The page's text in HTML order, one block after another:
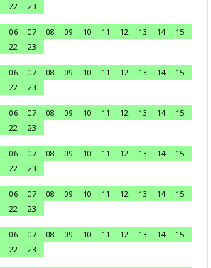
22
23
06 07 08 09 10 11 12 13 14
15
22
23
06 07 08 09 10 11 12 13 14
15
22
23
06 07 08 09 10 11 12 13 14
15
22
23
06 07 08 09 10 11 12 13 14
15
22
23
06 07 08 09 10 11 12 13 14
15
22
23
06 07 08 09 10 11 12 13 14
15
22
23